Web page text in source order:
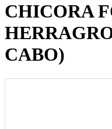
CHICORA
CABO)